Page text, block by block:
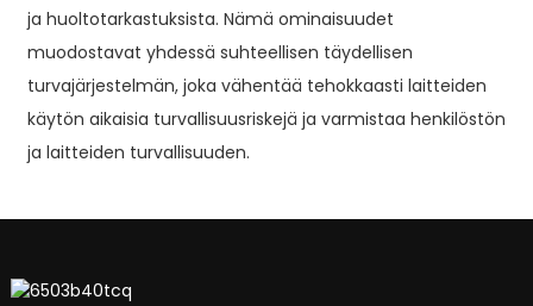
ja huoltotarkastuksista. Nämä ominaisuudet
muodostavat yhdessä suhteellisen täydellisen
turvajärjestelmän, joka vähentää tehokkaasti laitteiden
käytön aikaisia ​​turvallisuusriskejä ja varmistaa henkilöstön
ja laitteiden turvallisuuden.